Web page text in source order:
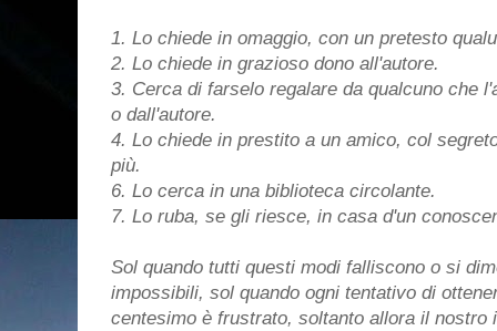
1. Lo chiede in omaggio, con un pretesto
2. Lo chiede in grazioso dono all'autore.
3. Cerca di farselo regalare da qualcuno che
o dall'autore.
4. Lo chiede in prestito a un amico, col
più.
6. Lo cerca in una biblioteca circolante.
7. Lo ruba, se gli riesce, in casa d'un
Sol quando tutti questi modi falliscono o si
impossibili, sol quando ogni tentativo di
centesimo è frustrato, soltanto allora il nostro